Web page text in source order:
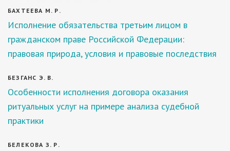
БАХТЕЕВА М. Р.
Исполнение обязательства третьим лицом в
гражданском праве Российской Федерации:
правовая природа, условия и правовые последствия
БЕЗГАНС Э. В.
Особенности исполнения договора оказания
ритуальных услуг на примере анализа судебной
практики
БЕЛЕКОВА З. Р.